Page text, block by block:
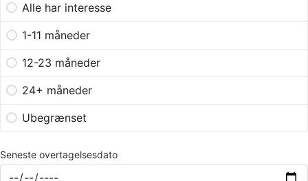
Alle har interesse
1-11 måneder
12-23 måneder
24+ måneder
Ubegrænset
Seneste overtagelsesdato